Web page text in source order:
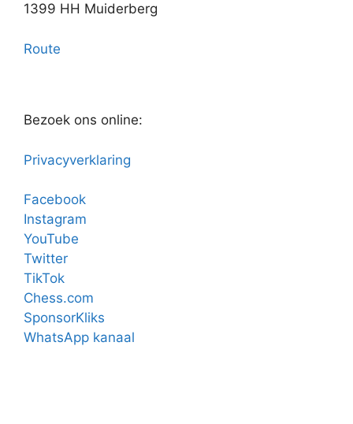
1399 HH Muiderberg
Route
Bezoek ons online:
Privacyverklaring
Facebook
Instagram
YouTube
Twitter
TikTok
Chess.com
SponsorKliks
WhatsApp kanaal